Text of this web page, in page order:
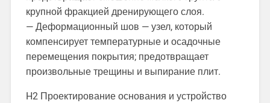
крупной фракцией дренирующего слоя.
— Деформационный шов — узел, который
компенсирует температурные и осадочные
перемещения покрытия; предотвращает
произвольные трещины и выпирание плит.
H2 Проектирование основания и устройство